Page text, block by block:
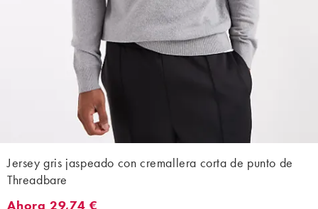
Jersey gris jaspeado con cremallera corta de punto de
Threadbare
Ahora 29,74 €. Mejor precio en últimos 30 días 29,74 € (0%).
Ahora 29,74 €